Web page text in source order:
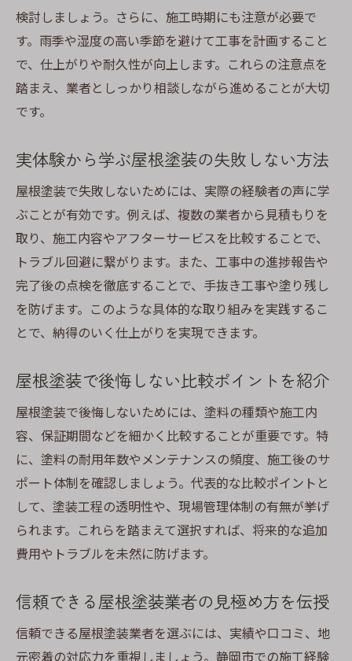
耐久性重視の屋根塗装塗料選びの基準を解
説
屋根塗装で失敗しない色選びのポイントと
る方法
地域で選ばれる屋根塗装塗料の最新動向を
紹介
静岡県静岡市で助成金を活用する方法
屋根塗装で利用できる助成金の調べ方を解
説
静岡市の屋根塗装助成金制度の最新情報紹
介
意点
費用負担を減らす屋根塗装助成金の活用法
とは
静岡で助成金を活用する際のよくある質問
解説
屋根塗装と合わせて外壁塗装助成金も確認
しよう
失敗しないための屋根塗装業者選定ポイント
解説
口コミや実績から業者選びで重視すべき点
検討しましょう。さらに、施工時期にも注意が必要で
す。雨季や湿度の高い季節を避けて工事を計画すること
で、仕上がりや耐久性が向上します。これらの注意点を
踏まえ、業者としっかり相談しながら進めることが大切
です。
実体験から学ぶ屋根塗装の失敗しない方法
屋根塗装で失敗しないためには、実際の経験者の声に学
ぶことが有効です。例えば、複数の業者から見積もりを
取り、施工内容やアフターサービスを比較することで、
トラブル回避に繋がります。また、工事中の進捗報告や
完了後の点検を徹底することで、手抜き工事や塗り残し
を防げます。このような具体的な取り組みを実践するこ
とで、納得のいく仕上がりを実現できます。
屋根塗装で後悔しない比較ポイントを紹介
屋根塗装で後悔しないためには、塗料の種類や施工内
容、保証期間などを細かく比較することが重要です。特
に、塗料の耐用年数やメンテナンスの頻度、施工後のサ
ポート体制を確認しましょう。代表的な比較ポイントと
して、塗装工程の透明性や、現場管理体制の有無が挙げ
られます。これらを踏まえて選択すれば、将来的な追加
費用やトラブルを未然に防げます。
信頼できる屋根塗装業者の見極め方を伝授
信頼できる屋根塗装業者を選ぶには、実績や口コミ、地
元密着の対応力を重視しましょう。静岡市での施工経験